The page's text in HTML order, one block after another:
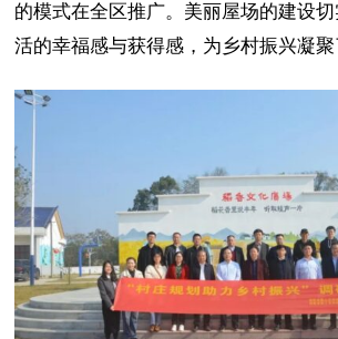
的模式在全区推广。美丽屋场的建设
活的幸福感与获得感，为乡村振兴凝聚